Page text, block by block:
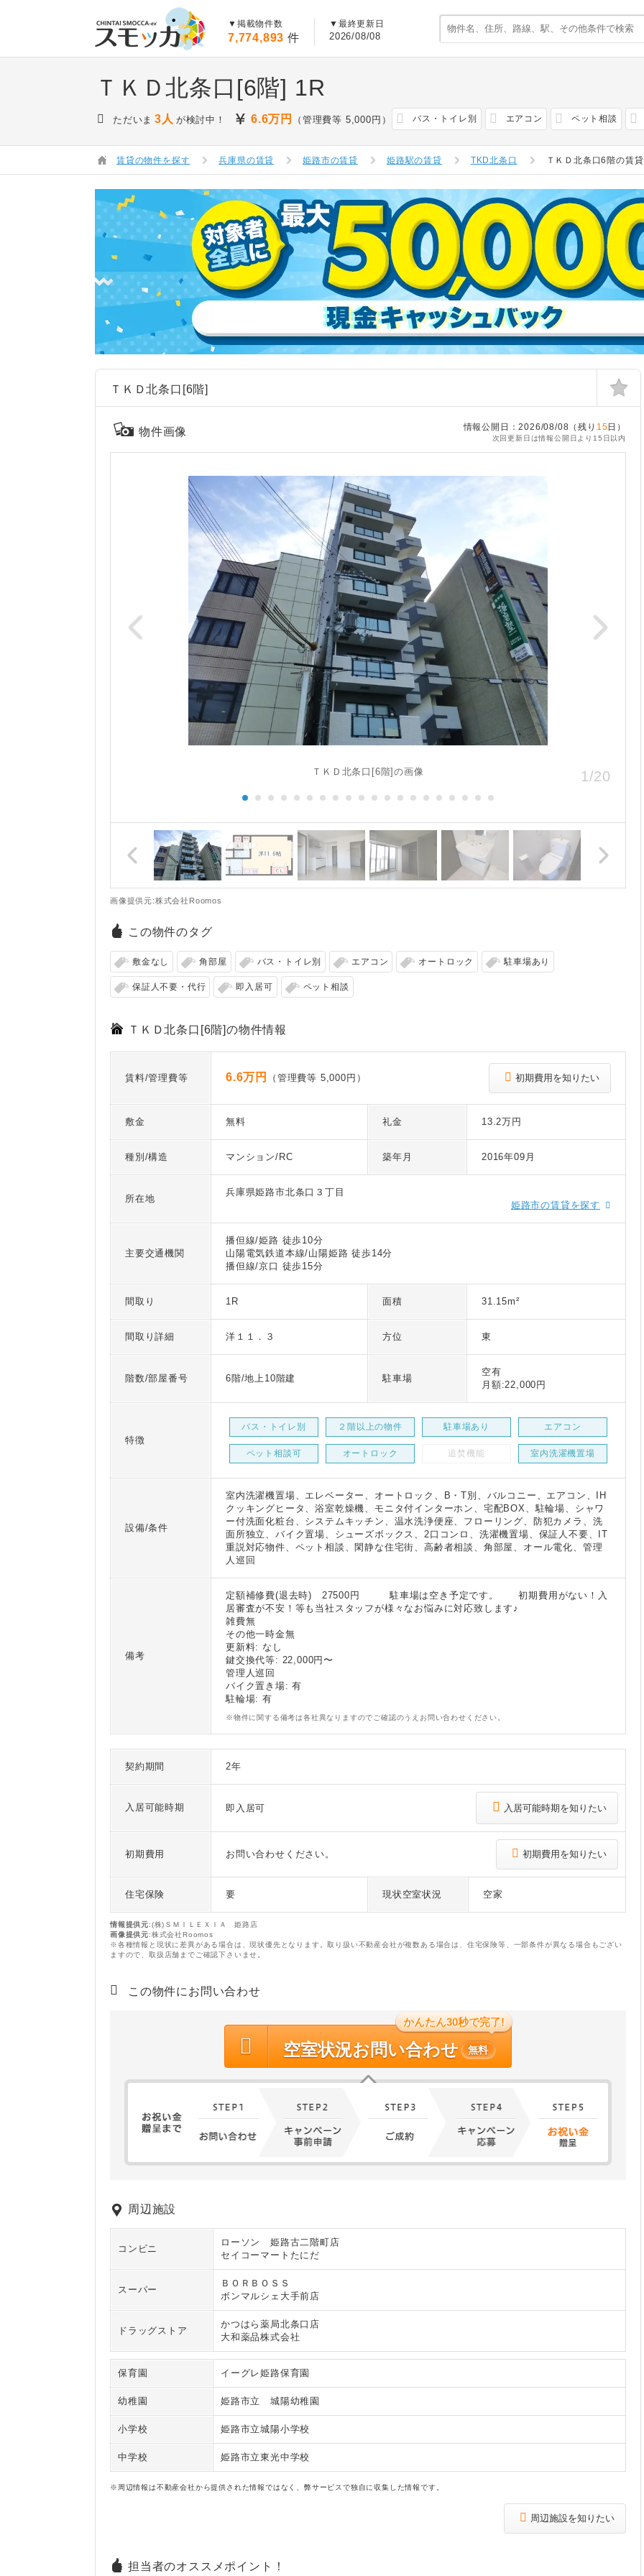
▼掲載物件数
7,774,893 件
▼最終更新日
2026/08/08
ＴＫＤ北条口[6階] 1R
ただいま 3人 が検討中！ 6.6万円 （管理費等 5,000円） バス・トイレ別 エアコン ペット相談
賃貸の物件を探す 兵庫県の賃貸 姫路市の賃貸 姫路駅の賃貸 TKD北条口 ＴＫＤ北条口6階の賃貸
ＴＫＤ北条口[6階]
情報公開日：2026/08/08（残り 15日）
次回更新日は情報公開日より15日以内
物件画像
1/20
ＴＫＤ北条口[6階]の画像
画像提供元:株式会社Roomos
この物件のタグ
敷金なし 角部屋 バス・トイレ別 エアコン オートロック 駐車場あり
保証人不要・代行 即入居可 ペット相談
ＴＫＤ北条口[6階]の物件情報
賃料/管理費等 6.6万円 （管理費等 5,000円） 初期費用を知りたい
敷金 無料 礼金 13.2万円
種別/構造 マンション/RC 築年月 2016年09月
所在地
兵庫県姫路市北条口３丁目
姫路市の賃貸を探す
主要交通機関
播但線/姫路 徒歩10分
山陽電気鉄道本線/山陽姫路 徒歩14分
播但線/京口 徒歩15分
間取り 1R 面積 31.15m²
間取り詳細 洋１１．３ 方位 東
階数/部屋番号 6階/地上10階建 駐車場
空有
月額:22,000円
特徴
バス・トイレ別 ２階以上の物件 駐車場あり エアコン
ペット相談可 オートロック 追焚機能 室内洗濯機置場
設備/条件
室内洗濯機置場、エレベーター、オートロック、B・T別、バルコニー、エアコン、IH
クッキングヒータ、浴室乾燥機、モニタ付インターホン、宅配BOX、駐輪場、シャワ
ー付洗面化粧台、システムキッチン、温水洗浄便座、フローリング、防犯カメラ、洗
面所独立、バイク置場、シューズボックス、2口コンロ、洗濯機置場、保証人不要、IT
重説対応物件、ペット相談、閑静な住宅街、高齢者相談、角部屋、オール電化、管理
人巡回
備考
定額補修費(退去時) 27500円 駐車場は空き予定です。 初期費用がない！入
居審査が不安！等も当社スタッフが様々なお悩みに対応致します♪
雑費無
その他一時金無
更新料: なし
鍵交換代等: 22,000円〜
管理人巡回
バイク置き場: 有
駐輪場: 有
※物件に関する備考は各社異なりますのでご確認のうえお問い合わせください。
契約期間 2年
入居可能時期 即入居可 入居可能時期を知りたい
初期費用 お問い合わせください。 初期費用を知りたい
住宅保険 要 現状空室状況 空家
情報提供元:(株)ＳＭＩＬＥＸＩＡ 姫路店
画像提供元:株式会社Roomos
※各種情報と現状に差異がある場合は、現状優先となります。取り扱い不動産会社が複数ある場合は、住宅保険等、一部条件が異なる場合もござい
ますので、取扱店舗までご確認下さいませ。
この物件にお問い合わせ
かんたん30秒で完了!
空室状況お問い合わせ 無料
周辺施設
コンビニ
ローソン 姫路古二階町店
セイコーマートたにだ
スーパー
ＢＯＲＢＯＳＳ
ボンマルシェ大手前店
ドラッグストア
かつはら薬局北条口店
大和薬品株式会社
保育園 イーグレ姫路保育園
幼稚園 姫路市立 城陽幼稚園
小学校 姫路市立城陽小学校
中学校 姫路市立東光中学校
※周辺情報は不動産会社から提供された情報ではなく、弊サービスで独自に収集した情報です。
周辺施設を知りたい
担当者のオススメポイント！